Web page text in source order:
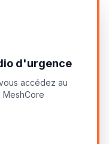
d'urgence
accédez au